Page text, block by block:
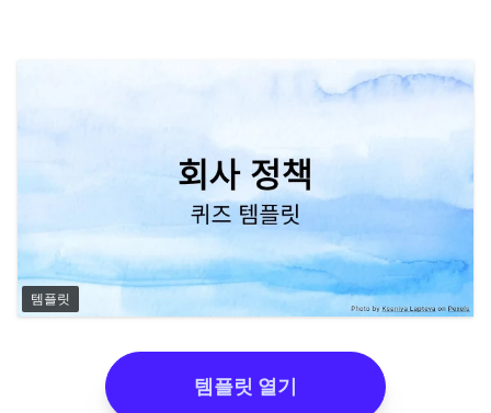
템플릿
템플릿 열기